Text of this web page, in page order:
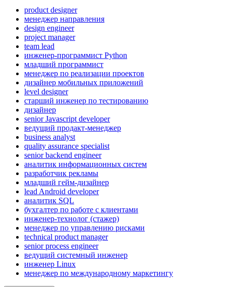
product designer
менеджер направления
design engineer
project manager
team lead
инженер-программист Python
младший программист
менеджер по реализации проектов
дизайнер мобильных приложений
level designer
старший инженер по тестированию
дизайнер
senior Javascript developer
ведущий продакт-менеджер
business analyst
quality assurance specialist
senior backend engineer
аналитик информационных систем
разработчик рекламы
младший гейм-дизайнер
lead Android developer
аналитик SQL
бухгалтер по работе с клиентами
инженер-технолог (стажер)
менеджер по управлению рисками
technical product manager
senior process engineer
ведущий системный инженер
инженер Linux
менеджер по международному маркетингу